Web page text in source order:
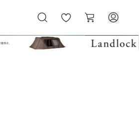
気
に
ー
ト